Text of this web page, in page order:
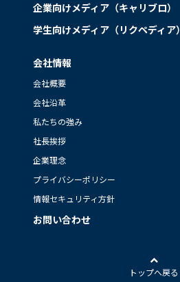
企業向けメディア（キャリブロ）
学生向けメディア（リクペディア）
会社情報
会社概要
会社沿革
私たちの強み
社長挨拶
企業理念
プライバシーポリシー
情報セキュリティ方針
お問い合わせ
トップへ戻る